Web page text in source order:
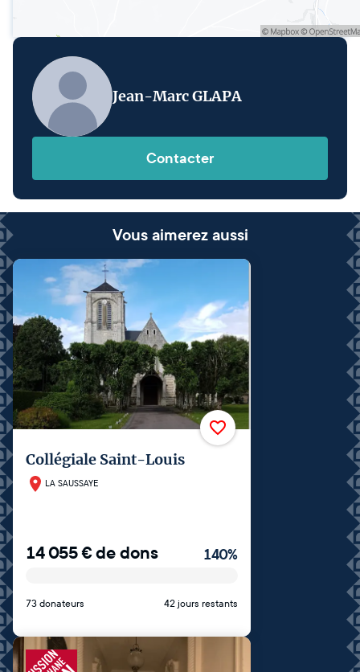
Jean-Marc GLAPA
Contacter
Vous aimerez aussi
Collégiale Saint-Louis
LA SAUSSAYE
14 055€de dons 140%
73 donateurs 42 jours restants